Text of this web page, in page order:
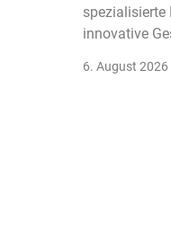
spezialisierte
innovative
6. August 2026